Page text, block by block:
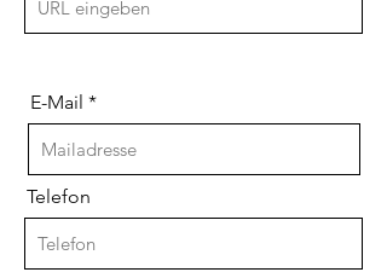
E-Mail
Telefon